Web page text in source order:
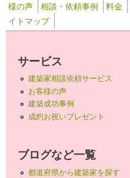
様の声
相談・依頼事例 料金
イトマップ
サービス
建築家相談依頼サービス
お客様の声
建築成功事例
成約お祝いプレゼント
ブログなど一覧
都道府県から建築家を探す